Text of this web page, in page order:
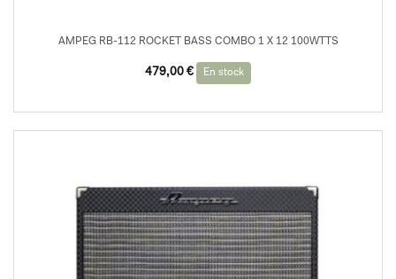
AMPEG RB-112 ROCKET BASS COMBO 1 X 12 100WTTS
479,00 € En stock